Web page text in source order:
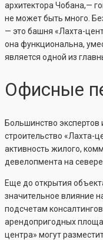
архитектора Чобана,—
не может быть много.
— это башня «Лахта-
она функциональна,
является одной из
Офисные
Большинство экспертов
строительство «Лахта-
активность жилого,
девелопмента на
Еще до открытия
значительное влияние
подсчетам
арендопригодных
центра» могут